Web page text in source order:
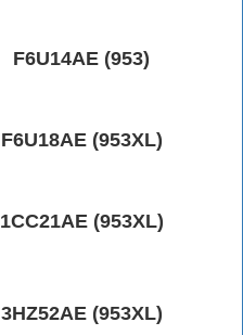
F6U14AE (953)
F6U18AE (953XL)
1CC21AE (953XL)
3HZ52AE (953XL)